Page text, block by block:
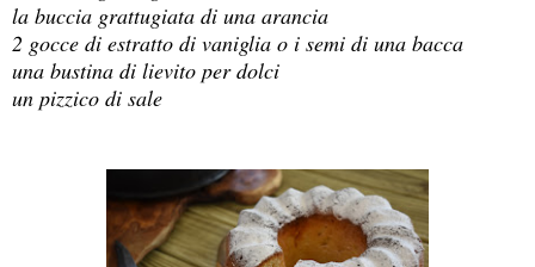
la buccia grattugiata di una arancia
2 gocce di estratto di vaniglia o i semi di una bacca
una bustina di lievito per dolci
un pizzico di sale